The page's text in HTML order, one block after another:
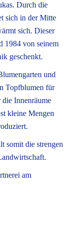
Durch die
sich in der Mitte
sich. Dieser
1984 von seinem
geschenkt.
und
Topfblumen für
Innenräume
kleine Mengen
somit die strengen
am